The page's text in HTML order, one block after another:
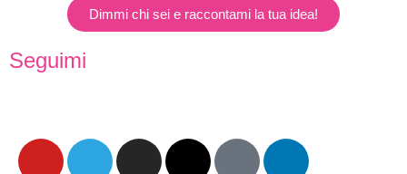
Dimmi chi sei e raccontami la tua idea!
Seguimi